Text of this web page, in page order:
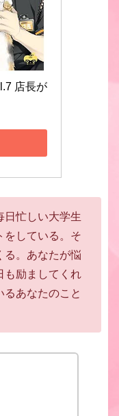
店長が
日忙しい大学生
している。 そ
。 あなたが悩
も励ましてくれ
るあなたのこと